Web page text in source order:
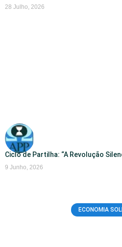
28 Julho, 2026
Ciclo de Partilha: “A Revolução
9 Junho, 2026
ECONOMIA